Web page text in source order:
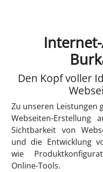
Den Kopf voller
Zu unseren Leistungen
Webseiten-Erstellung
Sichtbarkeit von
und die Entwicklung
wie
Online-Tools.